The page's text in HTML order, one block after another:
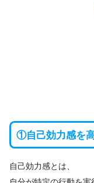
①自己効力感を
自己効力感とは、